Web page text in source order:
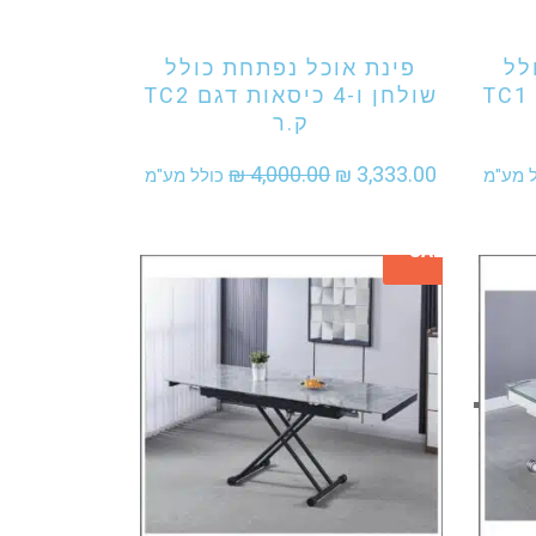
שולחן ו-4 כיסאות דגם TC1
מע"מ
פינת אוכל נפתחת כולל
שולחן ו-4 כיסאות דגם TC2
ק.ר
₪4,000.00
המחיר
היה:
₪ 4,000.00.
₪ 3,333.00
המחיר
הוא:
כולל מע"מ
SALE